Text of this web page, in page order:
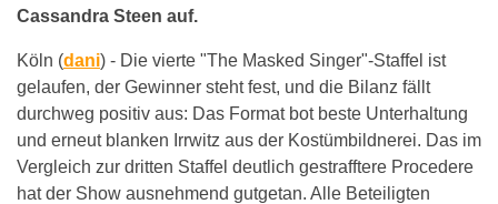
Cassandra Steen auf.
Köln (dani) - Die vierte "The Masked Singer"-Staffel ist
gelaufen, der Gewinner steht fest, und die Bilanz fällt
durchweg positiv aus: Das Format bot beste Unterhaltung
und erneut blanken Irrwitz aus der Kostümbildnerei. Das im
Vergleich zur dritten Staffel deutlich gestrafftere Procedere
hat der Show ausnehmend gutgetan. Alle Beteiligten